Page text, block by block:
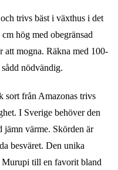
trivs bäst i växthus i det
hög med obegränsad
att mogna. Räkna med 100-
nödvändig.
sort från Amazonas trivs
I Sverige behöver den
jämn värme. Skörden är
besväret. Den unika
Murupi till en favorit bland